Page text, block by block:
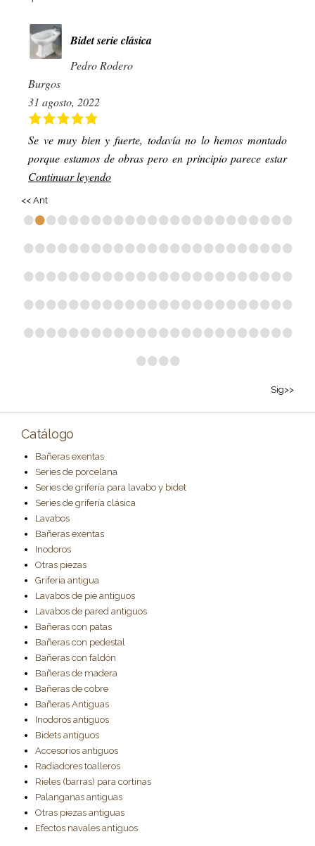
Bidet serie clásica
Pedro Rodero
Burgos
31 agosto, 2022
Se ve muy bien y fuerte, todavía no lo hemos montado
porque estamos de obras pero en principio parece estar
Continuar leyendo
<< Ant
••••••••••••••••••••••••
••••••••••••••••••••••••
••••••••••••••••••••••••
••••••••••••••••••••••••
••••••••••••••••••••••••
••••
Sig>>
Catálogo
Bañeras exentas
Series de porcelana
Series de grifería para lavabo y bidet
Series de grifería clásica
Lavabos
Bañeras exentas
Inodoros
Otras piezas
Grifería antigua
Lavabos de pie antiguos
Lavabos de pared antiguos
Bañeras con patas
Bañeras con pedestal
Bañeras con faldón
Bañeras de madera
Bañeras de cobre
Bañeras Antiguas
Inodoros antiguos
Bidets antiguos
Accesorios antiguos
Radiadores toalleros
Rieles (barras) para cortinas
Palanganas antiguas
Otras piezas antiguas
Efectos navales antiguos